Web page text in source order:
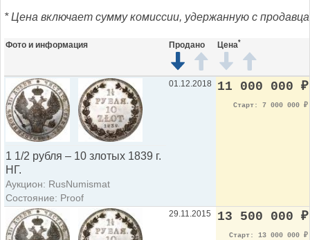
* Цена включает сумму комиссии, удержанную с продавца
Фото и информация Продано Цена*
1 1/2 рубля – 10 злотых 1839 г.
НГ.
Аукцион: RusNumismat
Состояние: Proof
01.12.2018 11 000 000 ₽
Старт: 7 000 000 ₽
29.11.2015 13 500 000 ₽
Старт: 13 000 000 ₽